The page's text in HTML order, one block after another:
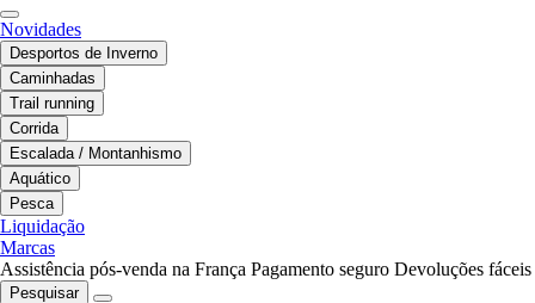
Novidades
Desportos de Inverno
Caminhadas
Trail running
Corrida
Escalada / Montanhismo
Aquático
Pesca
Liquidação
Marcas
Assistência pós-venda na França Pagamento seguro Devoluções fáceis
Pesquisar